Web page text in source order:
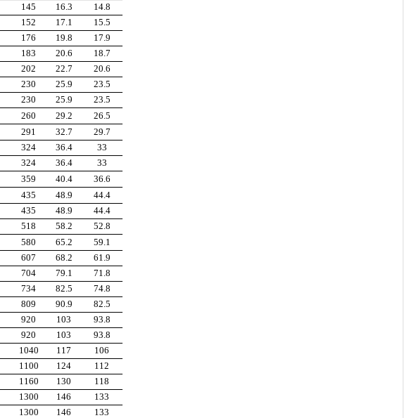
145 16.3
14.8
152 17.1
15.5
176 19.8
17.9
183 20.6
18.7
202 22.7
20.6
230 25.9
23.5
230 25.9
23.5
260 29.2
26.5
291 32.7
29.7
324 36.4
33
324 36.4
33
359 40.4
36.6
435 48.9
44.4
435 48.9
44.4
518 58.2
52.8
580 65.2
59.1
607 68.2
61.9
704 79.1
71.8
734 82.5
74.8
809 90.9
82.5
920 103
93.8
920 103
93.8
1040 117
106
1100 124
112
1160 130
118
1300 146
133
1300 146
133